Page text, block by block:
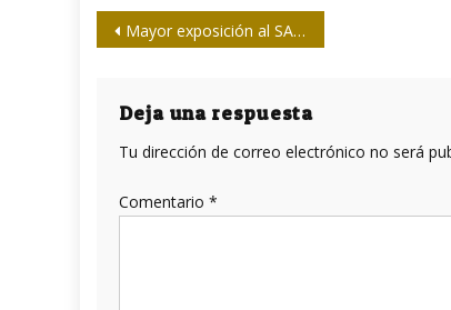
Navegación
entradas
Mayor exposición al SARS-Cov-2, mayor carga viral
Deja una respuesta
Tu dirección de correo electrónico no será
Comentario *